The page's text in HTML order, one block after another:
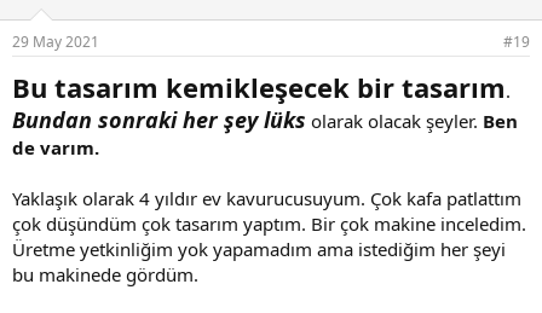
:
29 May 2021 #19
Bu tasarım kemikleşecek bir tasarım.
Bundan sonraki her şey lüks olarak olacak şeyler. Ben
de varım.
Yaklaşık olarak 4 yıldır ev kavurucusuyum. Çok kafa patlattım
çok düşündüm çok tasarım yaptım. Bir çok makine inceledim.
Üretme yetkinliğim yok yapamadım ama istediğim her şeyi
bu makinede gördüm.